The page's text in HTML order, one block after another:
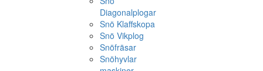
Diagonalplogar
Snö Klaffskopa
Snö Vikplog
Snöfräsar
Snöhyvlar